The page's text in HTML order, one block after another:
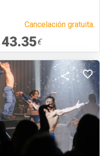
Cancelación gratuita.
43.35€